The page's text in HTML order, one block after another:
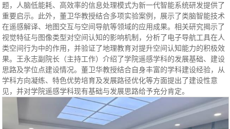
题，人脑低能耗、高效率的信息处理模式为新一代智能系统研发提供了
重要启示。此外，董卫华教授结合多项实验案例，展示了类脑智能技术
在遥感解译、地图交互与空间导航等领域的应用成果。相关研究揭示了
视觉特征与图像类型对空间认知的影响机制，分析了电子导航工具在人
类空间行为中的作用，并验证了地理教育对提升空间认知能力的积极效
果。王永志副院长（主持工作）介绍了学院遥感学科的发展基础、建设
思路及学位点建设情况。董卫华教授结合自身丰富的学科建设经验，从
学科方向凝练、特色优势培育及发展路径优化等方面提出了建设性意
见，并对学院遥感学科现有基础与发展思路给予充分肯定。